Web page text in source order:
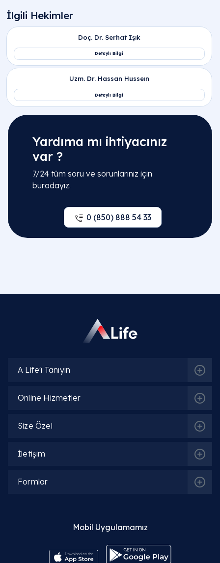
Yardıma mı ihtiyacınız
var ?
7/24 tüm soru ve sorunlarınız için
buradayız.
0 (850) 888 54 33
A Life'ı Tanıyın
Online Hizmetler
Size Özel
İletişim
Formlar
Mobil Uygulamamız